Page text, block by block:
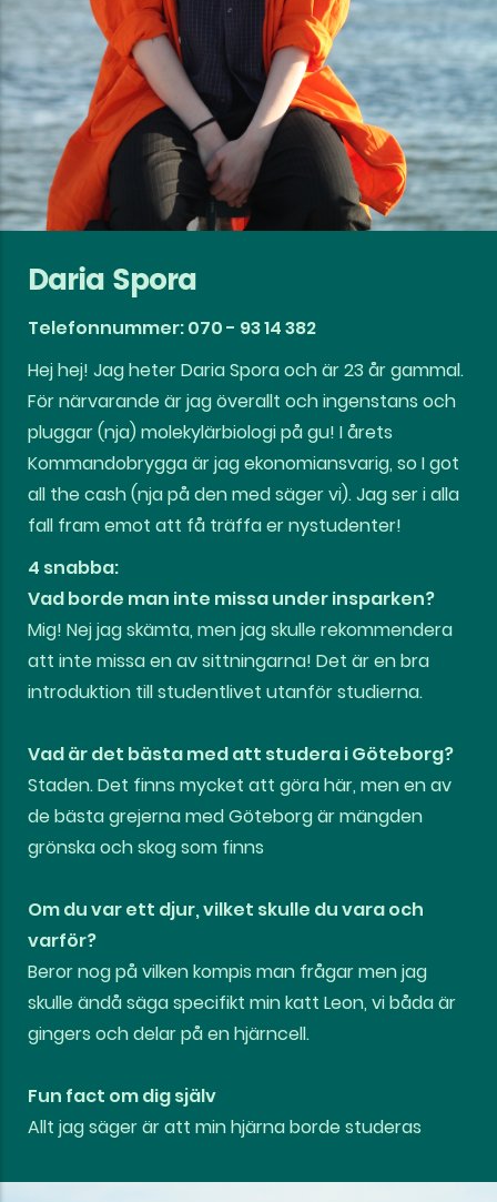
Daria Spora
Telefonnummer: 070 - 93 14 382
Hej hej! Jag heter Daria Spora och är 23 år gammal.
För närvarande är jag överallt och ingenstans och
pluggar (nja) molekylärbiologi på gu! I årets
Kommandobrygga är jag ekonomiansvarig, so I got
all the cash (nja på den med säger vi). Jag ser i alla
fall fram emot att få träffa er nystudenter!
4 snabba:
Vad borde man inte missa under insparken?
Mig! Nej jag skämta, men jag skulle rekommendera
att inte missa en av sittningarna! Det är en bra
introduktion till studentlivet utanför studierna.
Vad är det bästa med att studera i Göteborg?
Staden. Det finns mycket att göra här, men en av
de bästa grejerna med Göteborg är mängden
grönska och skog som finns
Om du var ett djur, vilket skulle du vara och
varför?
Beror nog på vilken kompis man frågar men jag
skulle ändå säga specifikt min katt Leon, vi båda är
gingers och delar på en hjärncell.
Fun fact om dig själv
Allt jag säger är att min hjärna borde studeras